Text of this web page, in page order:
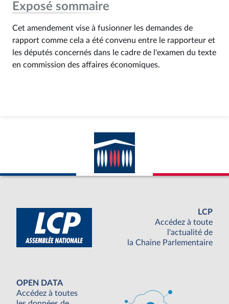
Exposé sommaire
Cet amendement vise à fusionner les demandes de
rapport comme cela a été convenu entre le rapporteur et
les députés concernés dans le cadre de l'examen du texte
en commission des affaires économiques.
LCP
Accédez à toute
l'actualité de
la Chaine Parlementaire
OPEN DATA
Accédez à toutes